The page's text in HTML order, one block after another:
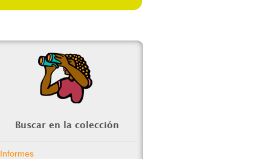
Buscar en la colección
Informes